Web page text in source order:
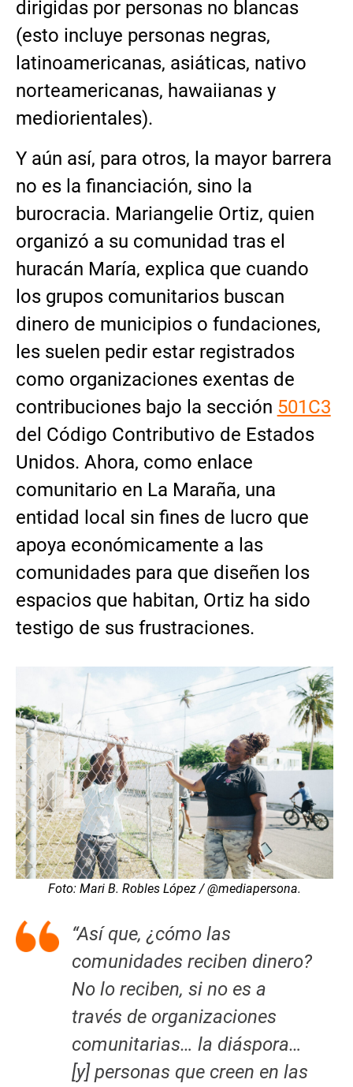
dirigidas por personas no blancas
(esto incluye personas negras,
latinoamericanas, asiáticas, nativo
norteamericanas, hawaiianas y
mediorientales).
Y aún así, para otros, la mayor barrera
no es la financiación, sino la
burocracia. Mariangelie Ortiz, quien
organizó a su comunidad tras el
huracán María, explica que cuando
los grupos comunitarios buscan
dinero de municipios o fundaciones,
les suelen pedir estar registrados
como organizaciones exentas de
contribuciones bajo la sección 501C3
del Código Contributivo de Estados
Unidos. Ahora, como enlace
comunitario en La Maraña, una
entidad local sin fines de lucro que
apoya económicamente a las
comunidades para que diseñen los
espacios que habitan, Ortiz ha sido
testigo de sus frustraciones.
Foto: Mari B. Robles López / @mediapersona.
“Así que, ¿cómo las
comunidades reciben dinero?
No lo reciben, si no es a
través de organizaciones
comunitarias… la diáspora…
[y] personas que creen en las